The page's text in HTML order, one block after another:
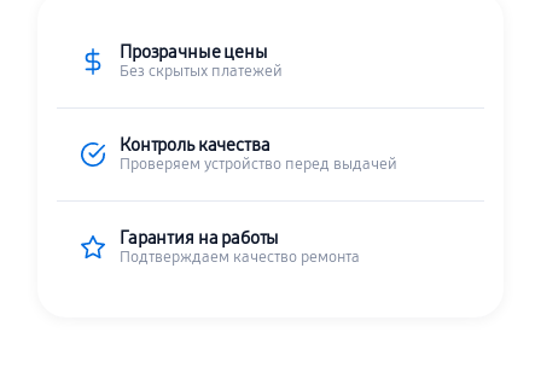
Прозрачные цены
Без скрытых платежей
Контроль качества
Проверяем устройство перед выдачей
Гарантия на работы
Подтверждаем качество ремонта